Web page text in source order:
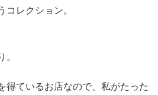
コレクション。
。
得ているお店なので、私がたった